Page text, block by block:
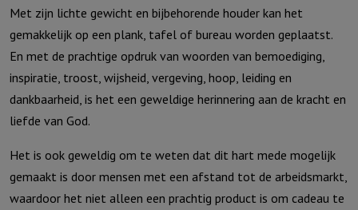
Met zijn lichte gewicht en bijbehorende houder kan het
gemakkelijk op een plank, tafel of bureau worden geplaatst.
En met de prachtige opdruk van woorden van bemoediging,
inspiratie, troost, wijsheid, vergeving, hoop, leiding en
dankbaarheid, is het een geweldige herinnering aan de kracht en
liefde van God.
Het is ook geweldig om te weten dat dit hart mede mogelijk
gemaakt is door mensen met een afstand tot de arbeidsmarkt,
waardoor het niet alleen een prachtig product is om cadeau te